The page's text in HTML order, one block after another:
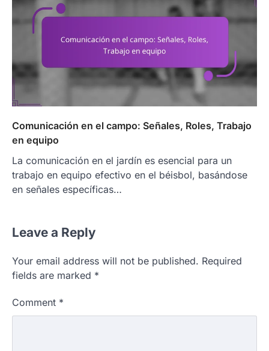
Comunicación en el campo: Señales, Roles, Trabajo
en equipo
La comunicación en el jardín es esencial para un
trabajo en equipo efectivo en el béisbol, basándose
en señales específicas…
Leave a Reply
Your email address will not be published. Required
fields are marked *
Comment *